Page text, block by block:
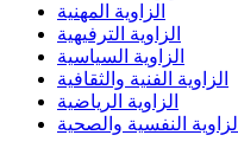
الزاوية المهنية
الزاوية الترفيهية
الزاوية السياسية
الزاوية الفنية والثقافية
الزاوية الرياضية
الزاوية النفسية والصحية